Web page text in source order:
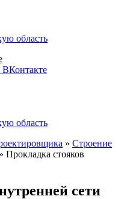
область
область
» Строение
» Прокладка стояков
сети